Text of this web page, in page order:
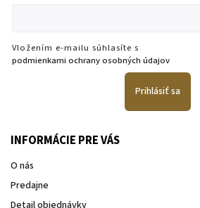
Vložením e-mailu súhlasíte s
podmienkami ochrany osobných údajov
Prihlásiť sa
INFORMÁCIE PRE VÁS
O nás
Predajne
Detail objednávky